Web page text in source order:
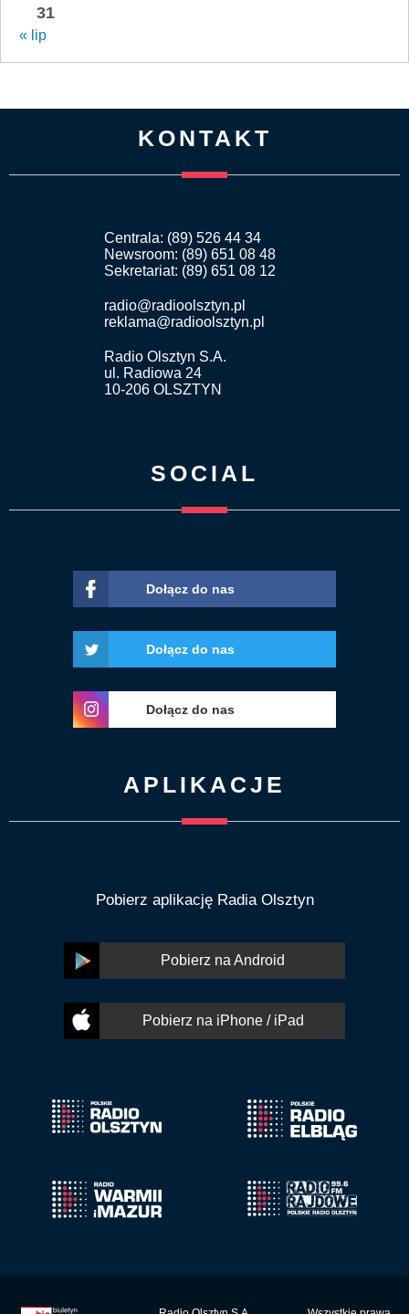
31
« lip
KONTAKT
Centrala: (89) 526 44 34
Newsroom: (89) 651 08 48
Sekretariat: (89) 651 08 12
radio@radioolsztyn.pl
reklama@radioolsztyn.pl
Radio Olsztyn S.A.
ul. Radiowa 24
10-206 OLSZTYN
SOCIAL
Dołącz do nas
Dołącz do nas
Dołącz do nas
APLIKACJE
Pobierz aplikację Radia Olsztyn
Pobierz na Android
Pobierz na iPhone / iPad